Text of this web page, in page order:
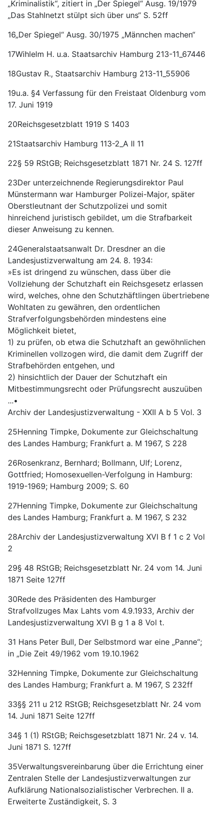
„Kriminalistik“, zitiert in „Der Spiegel“ Ausg. 19/1979
„Das Stahlnetzt stülpt sich über uns“ S. 52ff
16„Der Spiegel“ Ausg. 30/1975 „Männchen machen“
17Wihlelm H. u.a. Staatsarchiv Hamburg 213-11_67446
18Gustav R., Staatsarchiv Hamburg 213-11_55906
19u.a. §4 Verfassung für den Freistaat Oldenburg vom
17. Juni 1919
20Reichsgesetzblatt 1919 S 1403
21Staatsarchiv Hamburg 113-2_A II 11
22§ 59 RStGB; Reichsgesetzblatt 1871 Nr. 24 S. 127ff
23Der unterzeichnende Regierungsdirektor Paul
Münstermann war Hamburger Polizei-Major, später
Oberstleutnant der Schutzpolizei und somit
hinreichend juristisch gebildet, um die Strafbarkeit
dieser Anweisung zu kennen.
24Generalstaatsanwalt Dr. Dresdner an die
Landesjustizverwaltung am 24. 8. 1934:
»Es ist dringend zu wünschen, dass über die
Vollziehung der Schutzhaft ein Reichsgesetz erlassen
wird, welches, ohne den Schutzhäftlingen übertriebene
Wohltaten zu gewähren, den ordentlichen
Strafverfolgungsbehörden mindestens eine
Möglichkeit bietet,
1) zu prüfen, ob etwa die Schutzhaft an gewöhnlichen
Kriminellen vollzogen wird, die damit dem Zugriff der
Strafbehörden entgehen, und
2) hinsichtlich der Dauer der Schutzhaft ein
Mitbestimmungsrecht oder Prüfungsrecht auszuüben
...•
Archiv der Landesjustizverwaltung - XXII A b 5 Vol. 3
25Henning Timpke, Dokumente zur Gleichschaltung
des Landes Hamburg; Frankfurt a. M 1967, S 228
26Rosenkranz, Bernhard; Bollmann, Ulf; Lorenz,
Gottfried; Homosexuellen-Verfolgung in Hamburg:
1919-1969; Hamburg 2009; S. 60
27Henning Timpke, Dokumente zur Gleichschaltung
des Landes Hamburg; Frankfurt a. M 1967, S 232
28Archiv der Landesjustizverwaltung XVI B f 1 c 2 Vol
2
29§ 48 RStGB; Reichsgesetzblatt Nr. 24 vom 14. Juni
1871 Seite 127ff
30Rede des Präsidenten des Hamburger
Strafvollzuges Max Lahts vom 4.9.1933, Archiv der
Landesjustizverwaltung XVI B g 1 a 8 Vol t.
31 Hans Peter Bull, Der Selbstmord war eine „Panne“;
in „Die Zeit 49/1962 vom 19.10.1962
32Henning Timpke, Dokumente zur Gleichschaltung
des Landes Hamburg; Frankfurt a. M 1967, S 232ff
33§§ 211 u 212 RStGB; Reichsgesetzblatt Nr. 24 vom
14. Juni 1871 Seite 127ff
34§ 1 (1) RStGB; Reichsgesetzblatt 1871 Nr. 24 v. 14.
Juni 1871 S. 127ff
35Verwaltungsvereinbarung über die Errichtung einer
Zentralen Stelle der Landesjustizverwaltungen zur
Aufklärung Nationalsozialistischer Verbrechen. II a.
Erweiterte Zuständigkeit, S. 3